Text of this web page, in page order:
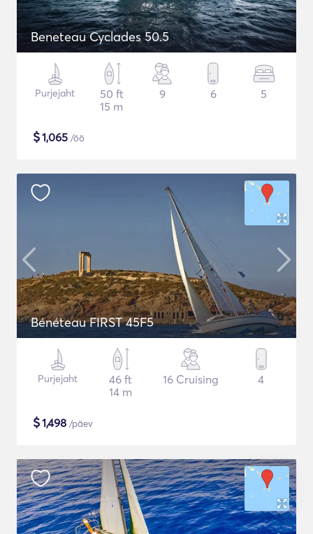
Beneteau Cyclades 50.5
Purjejaht
50 ft
15 m
9 6 5
$1,065 /öö
Bénéteau FIRST 45F5
Purjejaht
46 ft
14 m
16 Cruising 4
$1,498 /päev